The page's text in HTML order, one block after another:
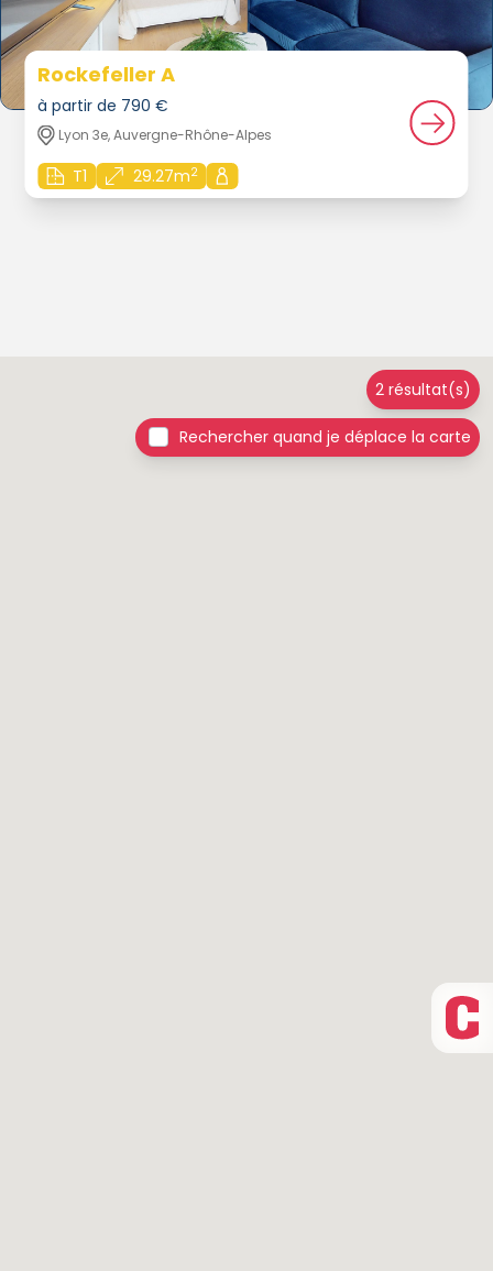
Rockefeller A
à partir de 790 €
Lyon 3e, Auvergne-Rhône-Alpes
T1 29.27m2
2 résultat(s)
Rechercher quand je déplace la carte